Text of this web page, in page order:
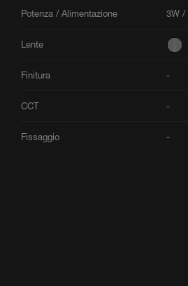
Potenza / Alimentazione 3W /
Lente
Finitura -
CCT -
Fissaggio -